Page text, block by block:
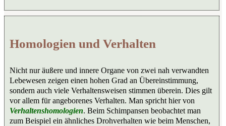
Homologien und Verhalten
Nicht nur äußere und innere Organe von zwei nah verwandten
Lebewesen zeigen einen hohen Grad an Übereinstimmung,
sondern auch viele Verhaltensweisen stimmen überein. Dies gilt
vor allem für angeborenes Verhalten. Man spricht hier von
Verhaltenshomologien. Beim Schimpansen beobachtet man
zum Beispiel ein ähnliches Drohverhalten wie beim Menschen,